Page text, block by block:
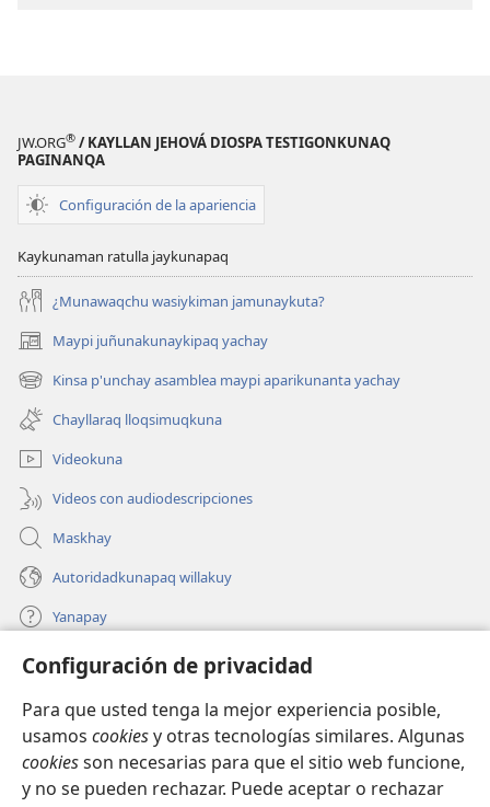
Configuración de privacidad
Para que usted tenga la mejor experiencia posible,
usamos cookiesy otras tecnologías similares. Algunas
cookiesson necesarias para que el sitio web funcione,
y no se pueden rechazar. Puede aceptar o rechazar
JW.ORG® / KAYLLAN JEHOVÁ DIOSPA TESTIGONKUNAQ
PAGINANQA
Configuración de la apariencia
Kaykunaman ratulla jaykunapaq
¿Munawaqchu wasiykiman jamunaykuta?
Maypi juñunakunaykipaq yachay
(abre
una
nueva
ventana)
Kinsa p'unchay asamblea maypi aparikunanta yachay
(abre
una
nueva
ventana)
Chayllaraq lloqsimuqkuna
Videokuna
Videos con audiodescripciones
Maskhay
Autoridadkunapaq willakuy
Yanapay
Donacionta churanapaq
una
nueva
ventana)
INTERNETPI QELQANCHISKUNA Watchtower™
(abre
una
nueva JW Hub
(abre